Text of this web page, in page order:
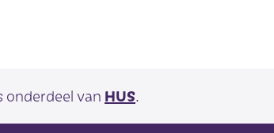
onderdeel van HUS